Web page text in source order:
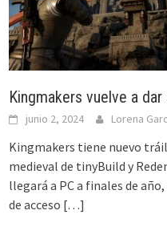
Kingmakers vuelve a
junio 2, 2024 Lorena
Kingmakers tiene nuevo
medieval de tinyBuild y
llegará a PC a finales de
de acceso […]